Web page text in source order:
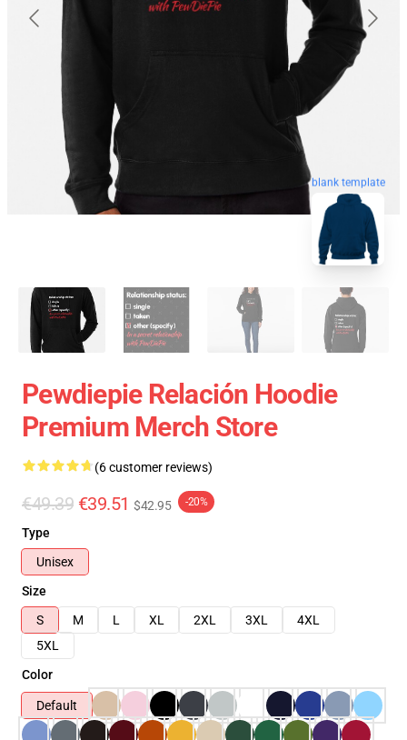
blank template
Pewdiepie Relación Hoodie
Premium Merch Store
(6 customer reviews)
€49.39 €39.51 $42.95 -20%
Type
Unisex
Size
S
M L XL 2XL 3XL
4XL
5XL
Color
Default